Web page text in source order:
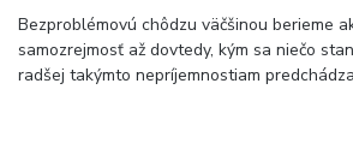
Bezproblémovú chôdzu väčšinou berieme
samozrejmosť až dovtedy, kým sa niečo
radšej takýmto nepríjemnostiam